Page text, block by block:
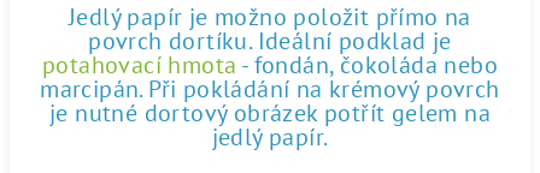
Jedlý papír je možno položit přímo na
povrch dortíku. Ideální podklad je
potahovací hmota - fondán, čokoláda nebo
marcipán. Při pokládání na krémový povrch
je nutné dortový obrázek potřít gelem na
jedlý papír.